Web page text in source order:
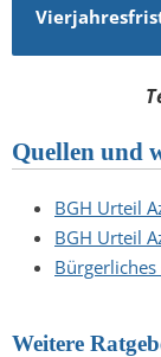
Quellen und
BGH Urteil
BGH Urteil
Bürgerliches
Weitere